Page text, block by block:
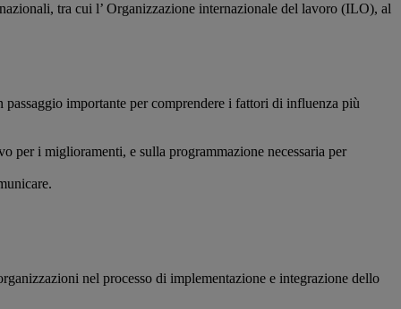
tra cui l’ Organizzazione internazionale del lavoro (ILO), al
importante per comprendere i fattori di influenza più
per i miglioramenti, e sulla programmazione necessaria per
nel processo di implementazione e integrazione dello